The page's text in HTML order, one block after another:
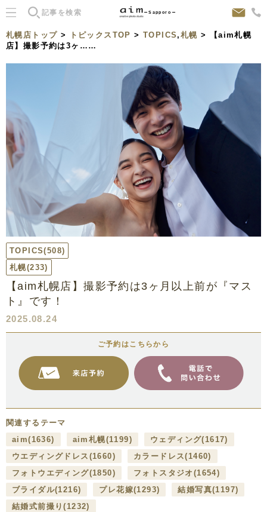
Sapporo
札幌店トップ > トピックスTOP >TOPICS, 札幌 > 【aim札幌
店】撮影予約は3ヶ……
TOPICS(508)
札幌(233)
【aim札幌店】撮影予約は3ヶ月以上前が『マス
ト』です！
2025.08.24
ご予約はこちらから
関連するテーマ
aim(1636) aim札幌(1199) ウェディング(1617)
ウエディングドレス (1660) カラードレス(1460)
フォトウエディング(1850) フォトスタジオ (1654)
ブライダル(1216) プレ花嫁(1293) 結婚写真(1197)
結婚式前撮り(1232)